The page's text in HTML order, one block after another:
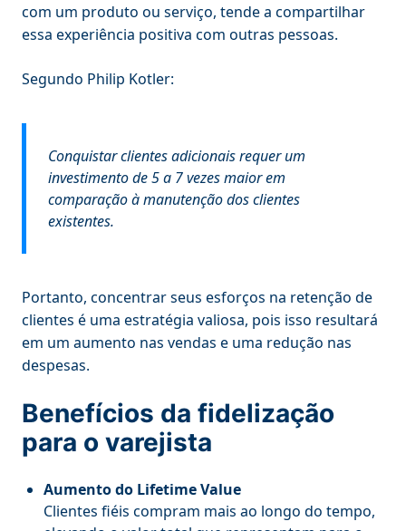
com um produto ou serviço, tende a compartilhar
essa experiência positiva com outras pessoas.
Segundo Philip Kotler:
Conquistar clientes adicionais requer um
investimento de 5 a 7 vezes maior em
comparação à manutenção dos clientes
existentes.
Portanto, concentrar seus esforços na retenção de
clientes é uma estratégia valiosa, pois isso resultará
em um aumento nas vendas e uma redução nas
despesas.
Benefícios da fidelização
para o varejista
Aumento do Lifetime Value
Clientes fiéis compram mais ao longo do tempo,